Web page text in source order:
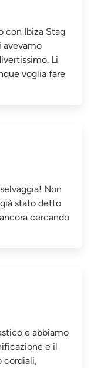
con Ibiza Stag
Li
voglia fare
Non
stato detto
cercando
e abbiamo
e il
cordiali,